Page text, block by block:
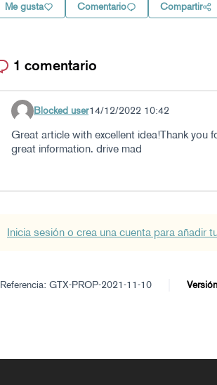
Me gusta Comentario Compartir
1 comentario
Comentario 55
Blocked user14/12/2022 10:42
Great article with excellent idea!Thank you
great information. drive mad
Inicia sesión o crea una cuenta para añadir
Referencia: GTX-PROP-2021-11-10